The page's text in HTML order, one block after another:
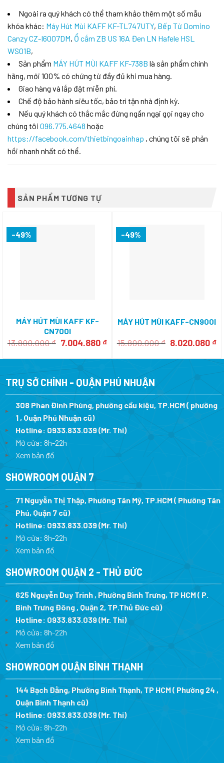
Ngoài ra quý khách có thể tham khảo thêm một số mẫu
khóa khác: Máy Hút Mùi KAFF KF-TL747UTY, Bếp Từ Domino
Canzy CZ-I6007DM, Ổ cắm ZB US 16A Đen LN Hafele HSL
WS01B,
Sản phẩm MÁY HÚT MÙI KAFF KF-738B là sản phẩm chính
hãng, mới 100% có chứng từ đầy đủ khi mua hàng.
Giao hàng và lắp đặt miễn phí.
Chế độ bảo hành siêu tốc, bảo trì tận nhà định kỳ.
Nếu quý khách có thắc mắc đừng ngần ngại gọi ngay cho
chúng tôi 096.775.4648 hoặc
https://facebook.com/thietbingoainhap , chúng tôi sẽ phản
hồi nhanh nhất có thể.
SẢN PHẨM TƯƠNG TỰ
-49%
MÁY HÚT MÙI KAFF KF-
CN700I
13.800.000₫ Giá
là:
7.004.880 ₫Giá
tại
7.004.880 ₫.
-49%
MÁY HÚT MÙI KAFF-CN900I
15.800.000₫ Giá
là:
8.020.080 ₫
TRỤ SỞ CHÍNH - QUẬN PHÚ NHUẬN
308 Phan Đình Phùng, phường cầu kiệu, TP.HCM ( phường
1 , Quận Phú Nhuận cũ)
Hotline: 0933.833.039(Mr. Thi)
Mở cửa: 8h-22h
Xem bản đồ
SHOWROOM QUẬN 7
71 Nguyễn Thị Thập, Phường Tân Mỹ, TP.HCM ( Phường Tân
Phú, Quận 7 cũ)
Hotline: 0933.833.039(Mr. Thi)
Mở cửa: 8h-22h
Xem bản đồ
SHOWROOM QUẬN 2 - THỦ ĐỨC
625 Nguyễn Duy Trinh , Phường Bình Trưng, TP HCM ( P.
Bình Trưng Đông , Quận 2, TP.Thủ Đức cũ)
Hotline: 0933.833.039(Mr. Thi)
Mở cửa: 8h-22h
Xem bản đồ
SHOWROOM QUẬN BÌNH THẠNH
144 Bạch Đằng, Phường Bình Thạnh, TP HCM ( Phường 24 ,
Quận Bình Thạnh cũ)
Hotline: 0933.833.039(Mr. Thi)
Mở cửa: 8h-22h
Xem bản đồ